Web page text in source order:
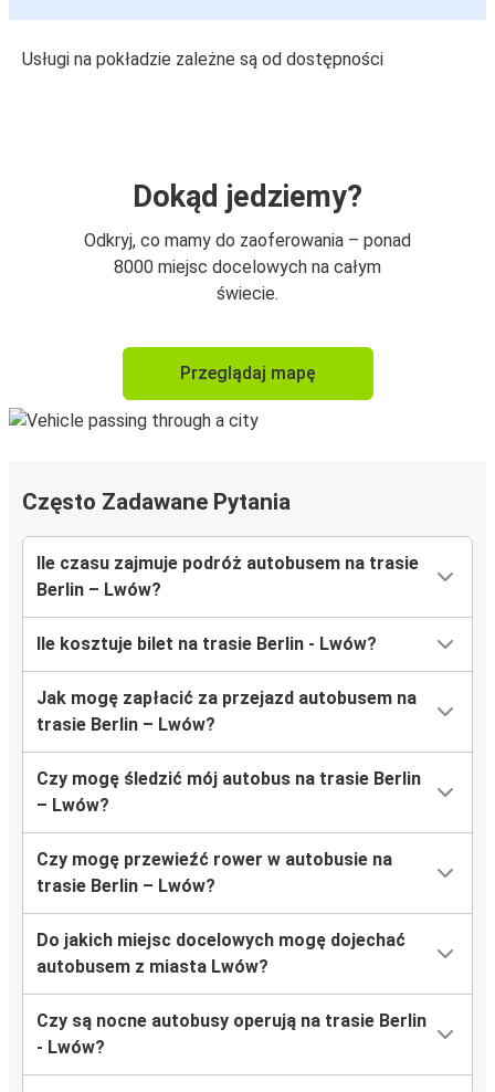
Usługi na pokładzie zależne są od dostępności
Dokąd jedziemy?
Odkryj, co mamy do zaoferowania – ponad
8000 miejsc docelowych na całym
świecie.
Przeglądaj mapę
Często Zadawane Pytania
Ile czasu zajmuje podróż autobusem na trasie
Berlin – Lwów?
Ile kosztuje bilet na trasie Berlin - Lwów?
Jak mogę zapłacić za przejazd autobusem na
trasie Berlin – Lwów?
Czy mogę śledzić mój autobus na trasie Berlin
– Lwów?
Czy mogę przewieźć rower w autobusie na
trasie Berlin – Lwów?
Do jakich miejsc docelowych mogę dojechać
autobusem z miasta Lwów?
Czy są nocne autobusy operują na trasie Berlin
- Lwów?